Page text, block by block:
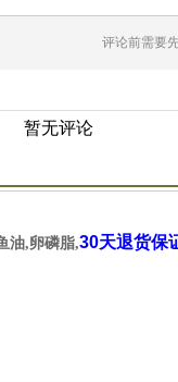
评论前需要
暂无评论
油,卵磷脂,30天退货保